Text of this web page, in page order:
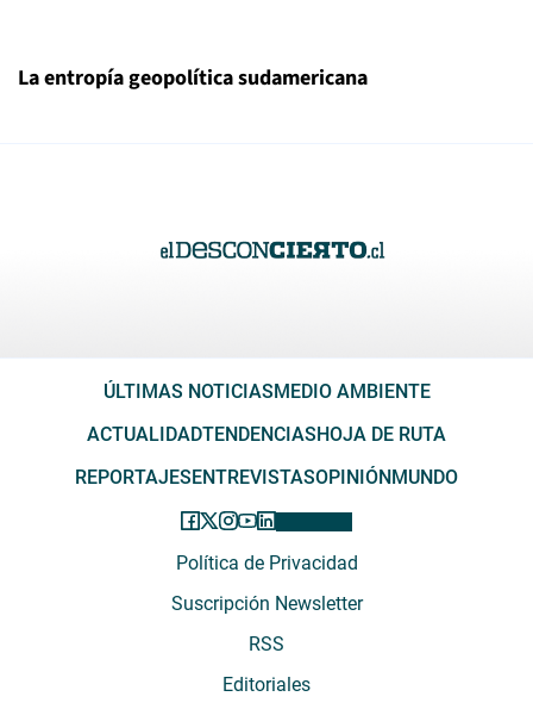
La entropía geopolítica sudamericana
ÚLTIMAS NOTICIASMEDIO AMBIENTE
ACTUALIDADTENDENCIASHOJA DE RUTA
REPORTAJESENTREVISTASOPINIÓNMUNDO
Política de Privacidad
Suscripción Newsletter
RSS
Editoriales